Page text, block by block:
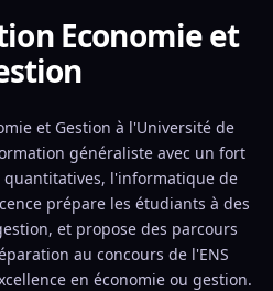
Economie et
et Gestion à l'Université de
généraliste avec un fort
l'informatique de
prépare les étudiants à des
et propose des parcours
au concours de l'ENS
en économie ou gestion.